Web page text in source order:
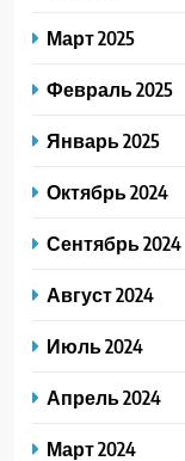
Март 2025
Февраль 2025
Январь 2025
Октябрь 2024
Сентябрь 2024
Август 2024
Июль 2024
Апрель 2024
Март 2024